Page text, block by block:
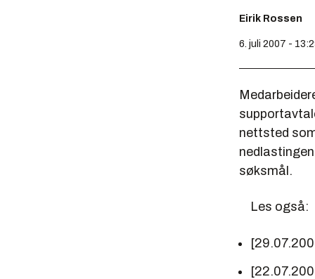
Eirik Rossen
6. juli 2007 -
nettsted
søksmål.
Les også: